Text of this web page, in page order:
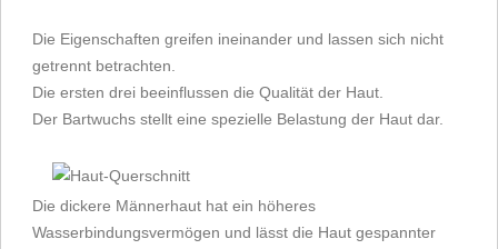
Die Eigenschaften greifen ineinander und lassen sich nicht
getrennt betrachten.
Die ersten drei beeinflussen die Qualität der Haut.
Der Bartwuchs stellt eine spezielle Belastung der Haut dar.
Die dickere Männerhaut hat ein höheres
Wasserbindungsvermögen und lässt die Haut gespannter